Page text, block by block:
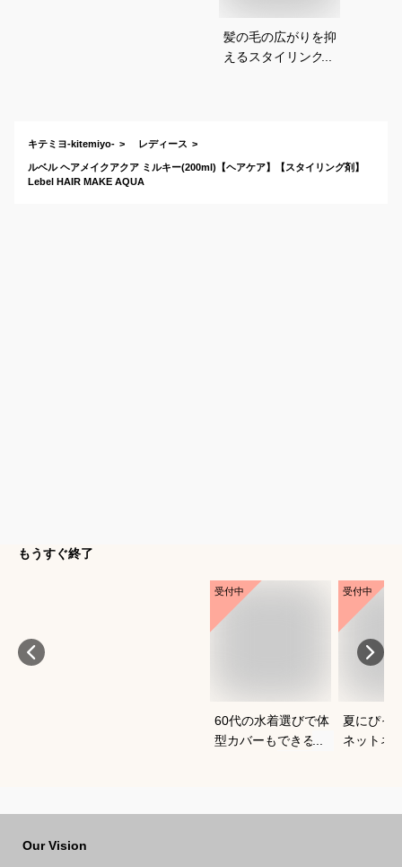
髪の毛の広がりを抑
えるスタイリング
キテミヨ-kitemiyo- レディース
ルベル ヘアメイクアクア ミルキー(200ml)【ヘアケア】【スタイリング剤】
Lebel HAIR MAKE AQUA
もうすぐ終了
受付中
60代の水着選びで体
型カバーもできるお
受付中
夏にぴっ
ネットネ
Our Vision